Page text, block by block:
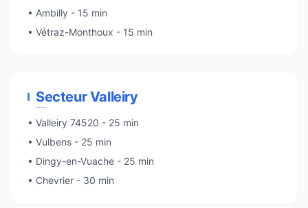
• Ambilly - 15 min
• Vétraz-Monthoux - 15 min
Secteur Valleiry
• Valleiry 74520 - 25 min
• Vulbens - 25 min
• Dingy-en-Vuache - 25 min
• Chevrier - 30 min